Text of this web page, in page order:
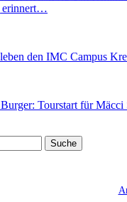
erinnert…
den IMC Campus
Tourstart für Mäcci